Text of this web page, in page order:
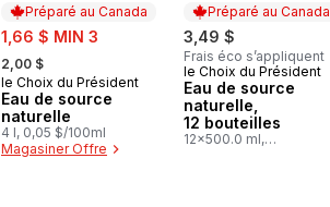
Préparé au Canada
sale:
1,66 $ MIN 3
, formerly:
2,00 $
Préparé au Canada
le Choix du Président
Eau de source
naturelle
4 l, 0,05 $/100ml
Magasiner Offre
Préparé au Canada
3,49 $
Frais éco s’appliquent
Préparé au Canada
le Choix du Président
Eau de source
naturelle,
12 bouteilles
12x500.0 ml,